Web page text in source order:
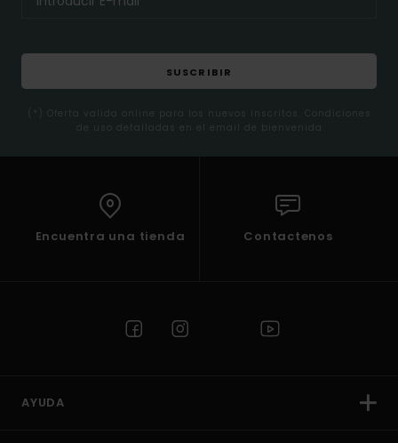
SUSCRIBIR
(*) Oferta valida online para los nuevos inscritos. Condiciones
de uso detalladas en el email de bienvenida
Encuentra una tienda Contactenos
AYUDA